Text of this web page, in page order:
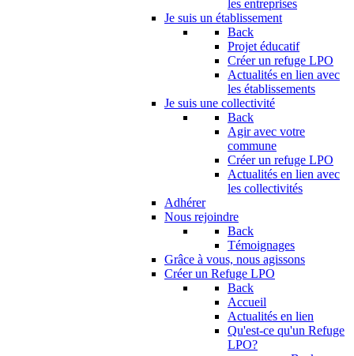
les entreprises
Je suis un établissement
Back
Projet éducatif
Créer un refuge LPO
Actualités en lien avec
les établissements
Je suis une collectivité
Back
Agir avec votre
commune
Créer un refuge LPO
Actualités en lien avec
les collectivités
Adhérer
Nous rejoindre
Back
Témoignages
Grâce à vous, nous agissons
Créer un Refuge LPO
Back
Accueil
Actualités en lien
Qu'est-ce qu'un Refuge
LPO?